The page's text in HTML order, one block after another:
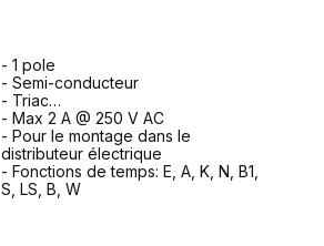
- 1 pole
- Semi-conducteur
- Triac
- Max 2 A @ 250 V AC
- Pour le montage dans le
distributeur électrique
- Fonctions de temps: E, A, K, N, B1,
S, LS, B, W